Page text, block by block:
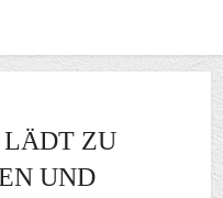
LÄDT ZU
UND